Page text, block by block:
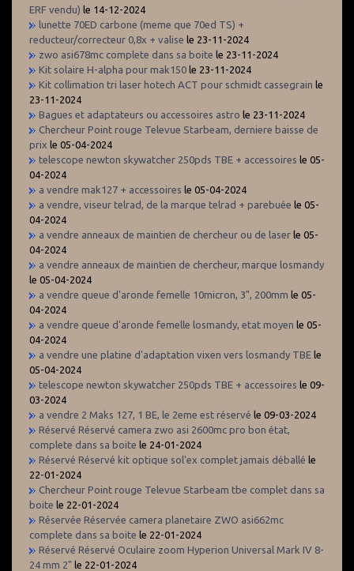
ERF vendu) le 14-12-2024
lunette 70ED carbone (meme que 70ed TS) +
reducteur/correcteur 0,8x + valise le 23-11-2024
zwo asi678mc complete dans sa boite le 23-11-2024
Kit solaire H-alpha pour mak150 le 23-11-2024
Kit collimation tri laser hotech ACT pour schmidt cassegrain le
23-11-2024
Bagues et adaptateurs ou accessoires astro le 23-11-2024
Chercheur Point rouge Televue Starbeam, derniere baisse de
prix le 05-04-2024
telescope newton skywatcher 250pds TBE + accessoires le 05-
04-2024
a vendre mak127 + accessoires le 05-04-2024
a vendre, viseur telrad, de la marque telrad + parebuée le 05-
04-2024
a vendre anneaux de maintien de chercheur ou de laser le 05-
04-2024
a vendre anneaux de maintien de chercheur, marque losmandy
le 05-04-2024
a vendre queue d'aronde femelle 10micron, 3", 200mm le 05-
04-2024
a vendre queue d'aronde femelle losmandy, etat moyen le 05-
04-2024
a vendre une platine d'adaptation vixen vers losmandy TBE le
05-04-2024
telescope newton skywatcher 250pds TBE + accessoires le 09-
03-2024
a vendre 2 Maks 127, 1 BE, le 2eme est réservé le 09-03-2024
Réservé Réservé camera zwo asi 2600mc pro bon état,
complete dans sa boite le 24-01-2024
Réservé Réservé kit optique sol'ex complet jamais déballé le
22-01-2024
Chercheur Point rouge Televue Starbeam tbe complet dans sa
boite le 22-01-2024
Réservée Réservée camera planetaire ZWO asi662mc
complete dans sa boite le 22-01-2024
Réservé Réservé Oculaire zoom Hyperion Universal Mark IV 8-
24 mm 2" le 22-01-2024